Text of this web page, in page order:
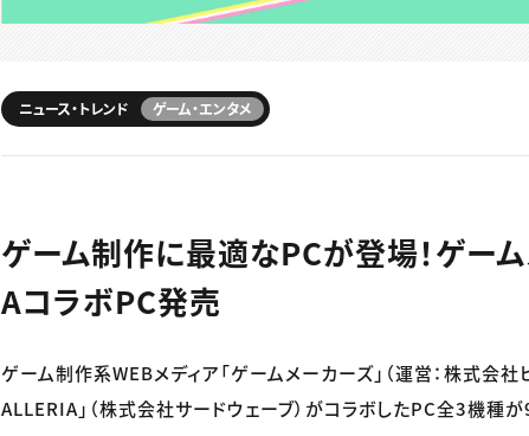
ニュース・トレンド ゲーム・エンタメ
ゲーム制作に最適なPCが登場！ゲー
AコラボPC発売
ゲーム制作系WEBメディア「ゲームメーカーズ」（運営：株式会社
ALLERIA」（株式会社サードウェーブ）がコラボしたPC全3機種が